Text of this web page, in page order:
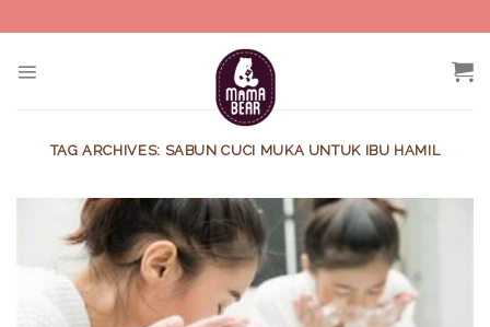
to
TAG ARCHIVES: SABUN CUCI MUKA UNTUK IBU HAMIL